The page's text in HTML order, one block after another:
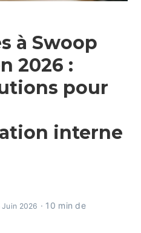
à Swoop
2026 :
pour
interne
Juin 2026 · 10 min de